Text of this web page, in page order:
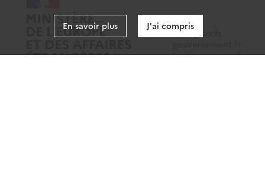
data.gouv.fr
legifrance.gouv.fr
En savoir plus J'ai compris